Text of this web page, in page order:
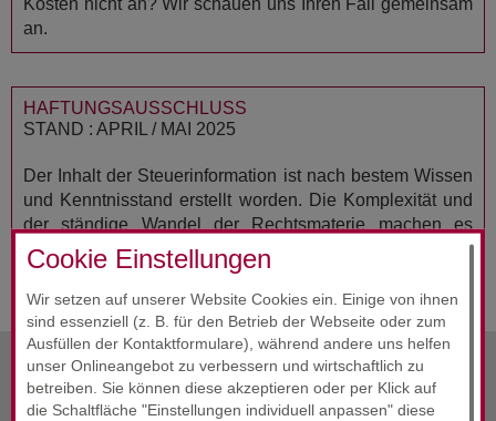
Cookie Einstellungen
Wir setzen auf unserer Website Cookies ein. Einige von ihnen
sind essenziell (z. B. für den Betrieb der Webseite oder zum
Ausfüllen der Kontaktformulare), während andere uns helfen
unser Onlineangebot zu verbessern und wirtschaftlich zu
betreiben. Sie können diese akzeptieren oder per Klick auf
die Schaltfläche "Einstellungen individuell anpassen" diese
Kosten nicht an? Wir schauen uns Ihren Fall gemeinsam
an.
HAFTUNGSAUSSCHLUSS
STAND : APRIL / MAI 2025
Der Inhalt der Steuerinformation ist nach bestem Wissen
und Kenntnisstand erstellt worden. Die Komplexität und
der ständige Wandel der Rechtsmaterie machen es
notwendig, Haftung und Gewähr auszuschließen. Die
Steuerinformation ersetzt nicht die individuelle Beratung.
vorherige InfoMai 2025